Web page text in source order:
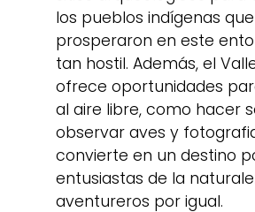
los pueblos indígenas
prosperaron en este
tan hostil. Además, el
ofrece oportunidades
al aire libre, como hacer
observar aves y
convierte en un destino
entusiastas de la
aventureros por igual.